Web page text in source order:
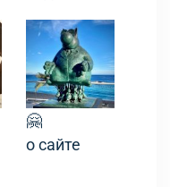
🤗
о сайте